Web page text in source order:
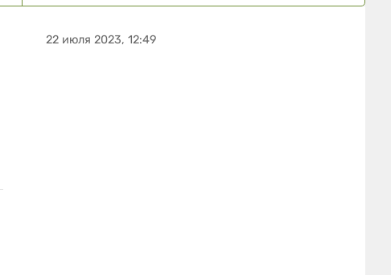
22 июля 2023, 12:49